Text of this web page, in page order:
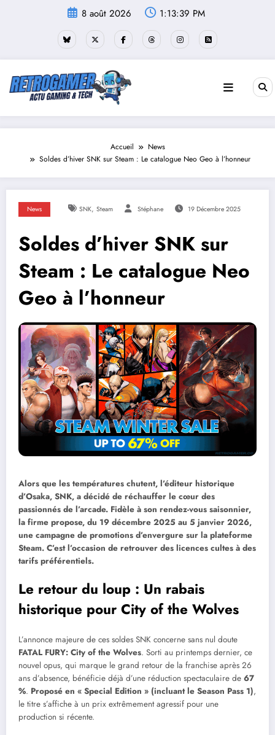
8 août 2026 1:13:40 PM
Accueil
News
Soldes d’hiver SNK sur Steam : Le catalogue Neo Geo à l’honneur
News SNK, Steam Stéphane 19 Décembre 2025
Soldes d’hiver SNK sur
Steam : Le catalogue Neo
Geo à l’honneur
Alors que les températures chutent, l’éditeur historique
d’Osaka, SNK, a décidé de réchauffer le cœur des
passionnés de l’arcade. Fidèle à son rendez-vous saisonnier,
la firme propose, du 19 décembre 2025 au 5 janvier 2026,
une campagne de promotions d’envergure sur la plateforme
Steam. C’est l’occasion de retrouver des licences cultes à des
tarifs préférentiels.
Le retour du loup : Un rabais
historique pour City of the Wolves
L’annonce majeure de ces soldes SNK concerne sans nul doute
FATAL FURY: City of the Wolves. Sorti au printemps dernier, ce
nouvel opus, qui marque le grand retour de la franchise après 26
ans d’absence, bénéficie déjà d’une réduction spectaculaire de 67
%. Proposé en « Special Edition » (incluant le Season Pass 1),
le titre s’affiche à un prix extrêmement agressif pour une
production si récente.